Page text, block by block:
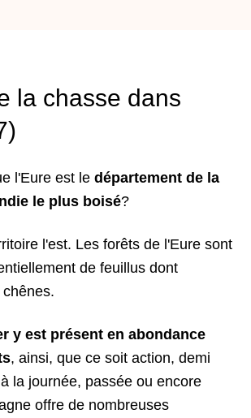
la chasse dans
l'Eure est le département de la
le plus boisé?
l'est. Les forêts de l'Eure sont
de feuillus dont
y est présent en abondance
, ainsi, que ce soit action, demi
la journée, passée ou encore
offre de nombreuses